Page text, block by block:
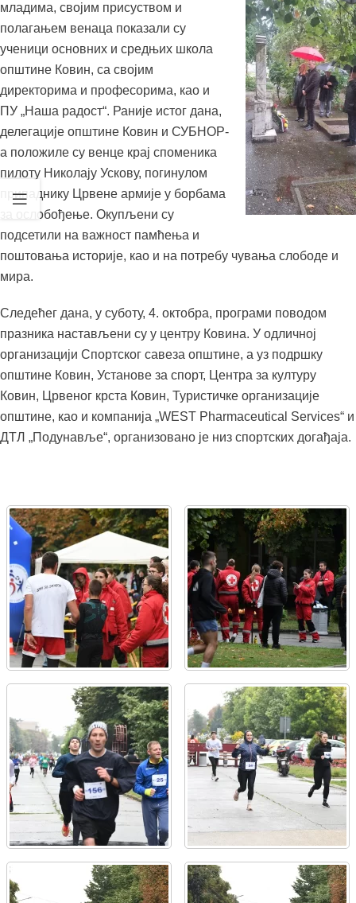
младима, својим присуством и
полагањем венаца показали су
ученици основних и средњих школа
општине Ковин, са својим
директорима и професорима, као и
ПУ „Наша радост“. Раније истог дана,
делегације општине Ковин и СУБНОР-
а положиле су венце крај споменика
пилоту Николају Ускову, погинулом
припаднику Црвене армије у борбама
за ослобођење. Окупљени су
подсетили на важност памћења и
поштовања историје, као и на потребу чувања слободе и
мира.
Следећег дана, у суботу, 4. октобра, програми поводом
празника настављени су у центру Ковина. У одличној
организацији Спортског савеза општине, а уз подршку
општине Ковин, Установе за спорт, Центра за културу
Ковин, Црвеног крста Ковин, Туристичке организације
општине, као и компанија „WEST Pharmaceutical Services“ и
ДТЛ „Подунавље“, организовано је низ спортских догађаја.